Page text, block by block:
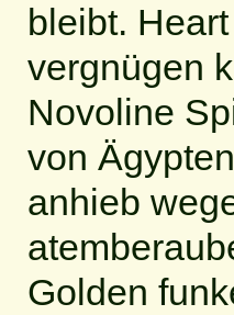
bleibt.
vergnügen
Novoline
von
anhieb
Golden